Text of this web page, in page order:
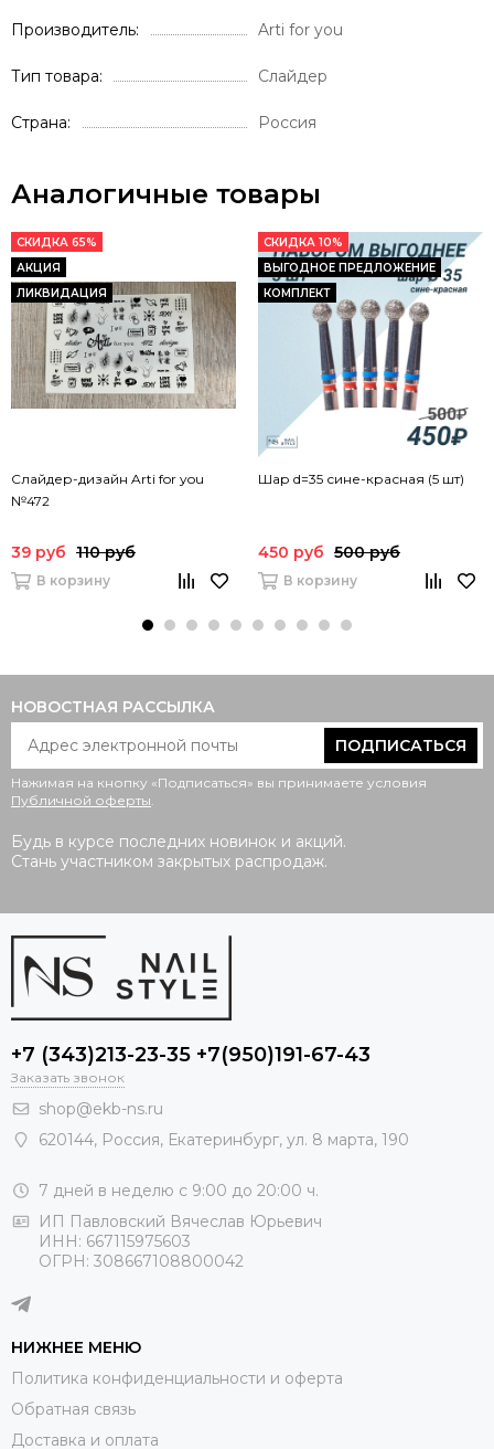
Производитель Arti for you
Тип товара Слайдер
Страна Россия
Аналогичные товары
СКИДКА 65%
АКЦИЯ
ЛИКВИДАЦИЯ
Слайдер-дизайн Arti for you
№472
39 руб 110 руб
В корзину
СКИДКА 10%
ВЫГОДНОЕ ПРЕДЛОЖЕНИЕ
КОМПЛЕКТ
Шар d=35 сине-красная (5 шт)
450 руб 500 руб
В корзину
НОВОСТНАЯ РАССЫЛКА
ПОДПИСАТЬСЯ
Нажимая на кнопку «Подписаться» вы принимаете условия
Публичной оферты.
Будь в курсе последних новинок и акций.
Стань участником закрытых распродаж.
+7 (343)213-23-35 +7(950)191-67-43
Заказать звонок
shop@ekb-ns.ru
620144, Россия, Екатеринбург, ул. 8 марта, 190
7 дней в неделю с 9:00 до 20:00 ч.
ИП Павловский Вячеслав Юрьевич
ИНН: 667115975603
ОГРН: 308667108800042
НИЖНЕЕ МЕНЮ
Политика конфиденциальности и оферта
Обратная связь
Доставка и оплата